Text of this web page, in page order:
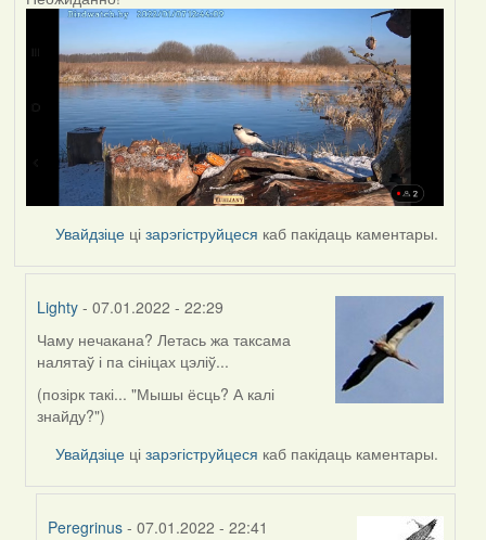
Увайдзіце цізарэгіструйцеся каб пакідаць каментары.
Lighty - 07.01.2022 - 22:29
In
reply
to
by
Чаму нечакана? Летась жа таксама
налятаў і па сініцах цэліў...
(позірк такі... "Мышы ёсць? А калі
знайду?")
Увайдзіце цізарэгіструйцеся каб пакідаць каментары.
Peregrinus - 07.01.2022 - 22:41